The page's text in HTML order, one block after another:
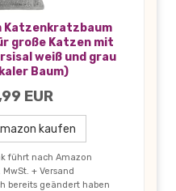
Katzenkratzbaum
große Katzen mit
weiß und grau
Baum)
EUR
kaufen
führt nach Amazon
MwSt. + Versand
bereits geändert haben